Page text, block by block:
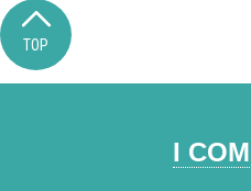
TOP
I